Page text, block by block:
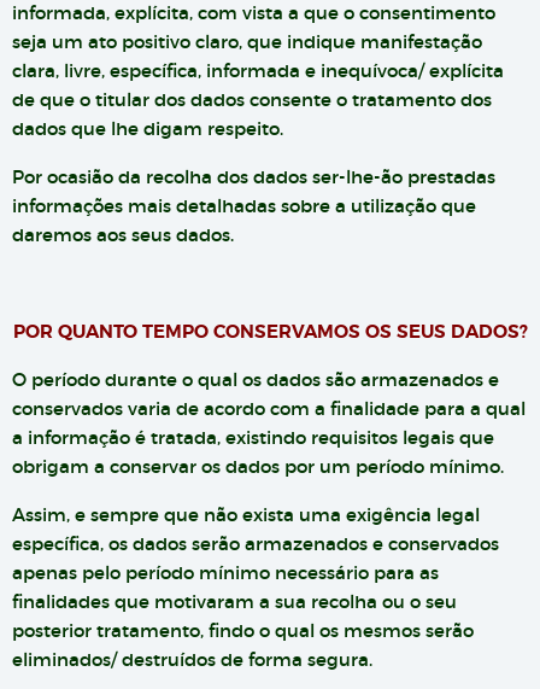
informada, explícita, com vista a que o consentimento
seja um ato positivo claro, que indique manifestação
clara, livre, específica, informada e inequívoca/ explícita
de que o titular dos dados consente o tratamento dos
dados que lhe digam respeito.
Por ocasião da recolha dos dados ser-lhe-ão prestadas
informações mais detalhadas sobre a utilização que
daremos aos seus dados.
POR QUANTO TEMPO CONSERVAMOS OS SEUS DADOS?
O período durante o qual os dados são armazenados e
conservados varia de acordo com a finalidade para a qual
a informação é tratada, existindo requisitos legais que
obrigam a conservar os dados por um período mínimo.
Assim, e sempre que não exista uma exigência legal
específica, os dados serão armazenados e conservados
apenas pelo período mínimo necessário para as
finalidades que motivaram a sua recolha ou o seu
posterior tratamento, findo o qual os mesmos serão
eliminados/ destruídos de forma segura.